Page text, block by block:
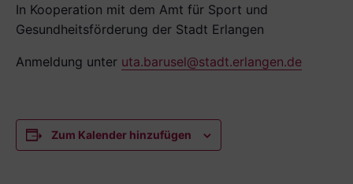
In Kooperation mit dem Amt für Sport und
Gesundheitsförderung der Stadt Erlangen
Anmeldung unter uta.barusel@stadt.erlangen.de
Zum Kalender hinzufügen